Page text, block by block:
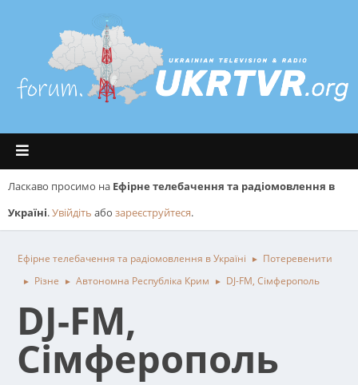
Ласкаво просимо на Ефірне телебачення та радіомовлення в
Україні.Увійдіть або зареєструйтеся.
Ефірне телебачення та радіомовлення в Україні ► Потеревенити
► Різне ► Автономна Республіка Крим ► DJ-FM, Сімферополь
DJ-FM,
Сімферополь